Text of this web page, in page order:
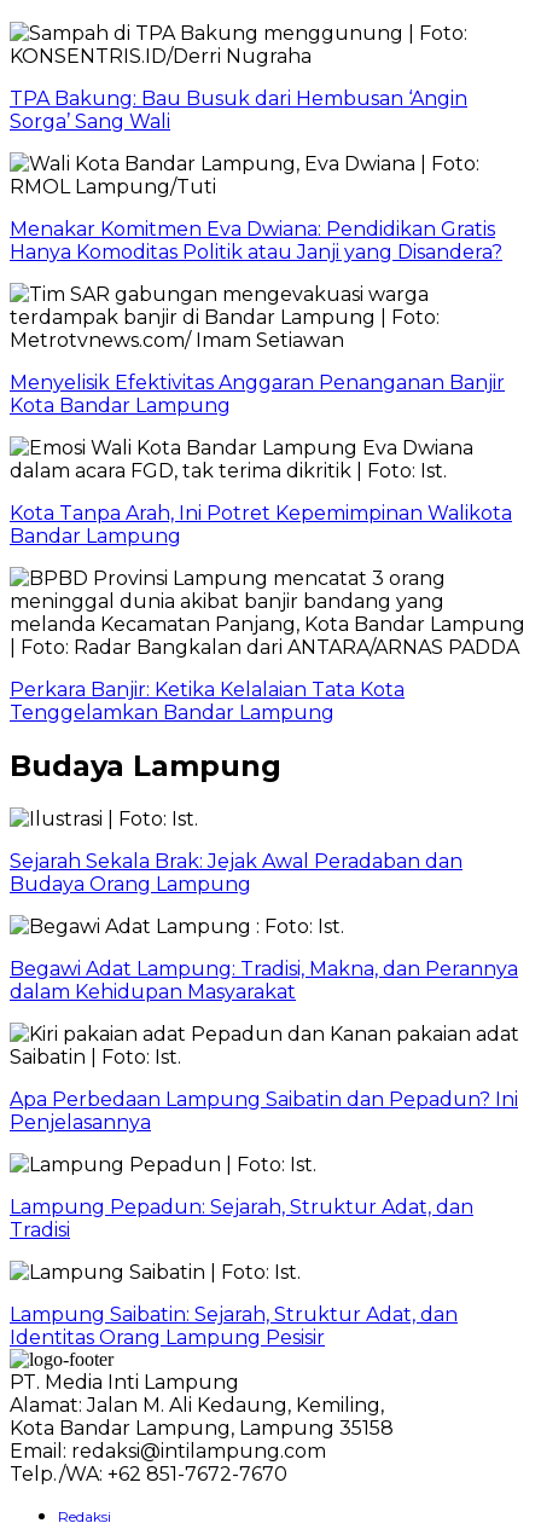
TPA Bakung: Bau Busuk dari Hembusan ‘Angin
Sorga’ Sang Wali
Menakar Komitmen Eva Dwiana: Pendidikan Gratis
Hanya Komoditas Politik atau Janji yang Disandera?
Menyelisik Efektivitas Anggaran Penanganan Banjir
Kota Bandar Lampung
Kota Tanpa Arah, Ini Potret Kepemimpinan Walikota
Bandar Lampung
Perkara Banjir: Ketika Kelalaian Tata Kota
Tenggelamkan Bandar Lampung
Budaya Lampung
Sejarah Sekala Brak: Jejak Awal Peradaban dan
Budaya Orang Lampung
Begawi Adat Lampung: Tradisi, Makna, dan Perannya
dalam Kehidupan Masyarakat
Apa Perbedaan Lampung Saibatin dan Pepadun? Ini
Penjelasannya
Lampung Pepadun: Sejarah, Struktur Adat, dan
Tradisi
Lampung Saibatin: Sejarah, Struktur Adat, dan
Identitas Orang Lampung Pesisir
PT. Media Inti Lampung
Alamat: Jalan M. Ali Kedaung, Kemiling,
Kota Bandar Lampung, Lampung 35158
Email: redaksi@intilampung.com
Telp./WA: +62 851-7672-7670
Redaksi